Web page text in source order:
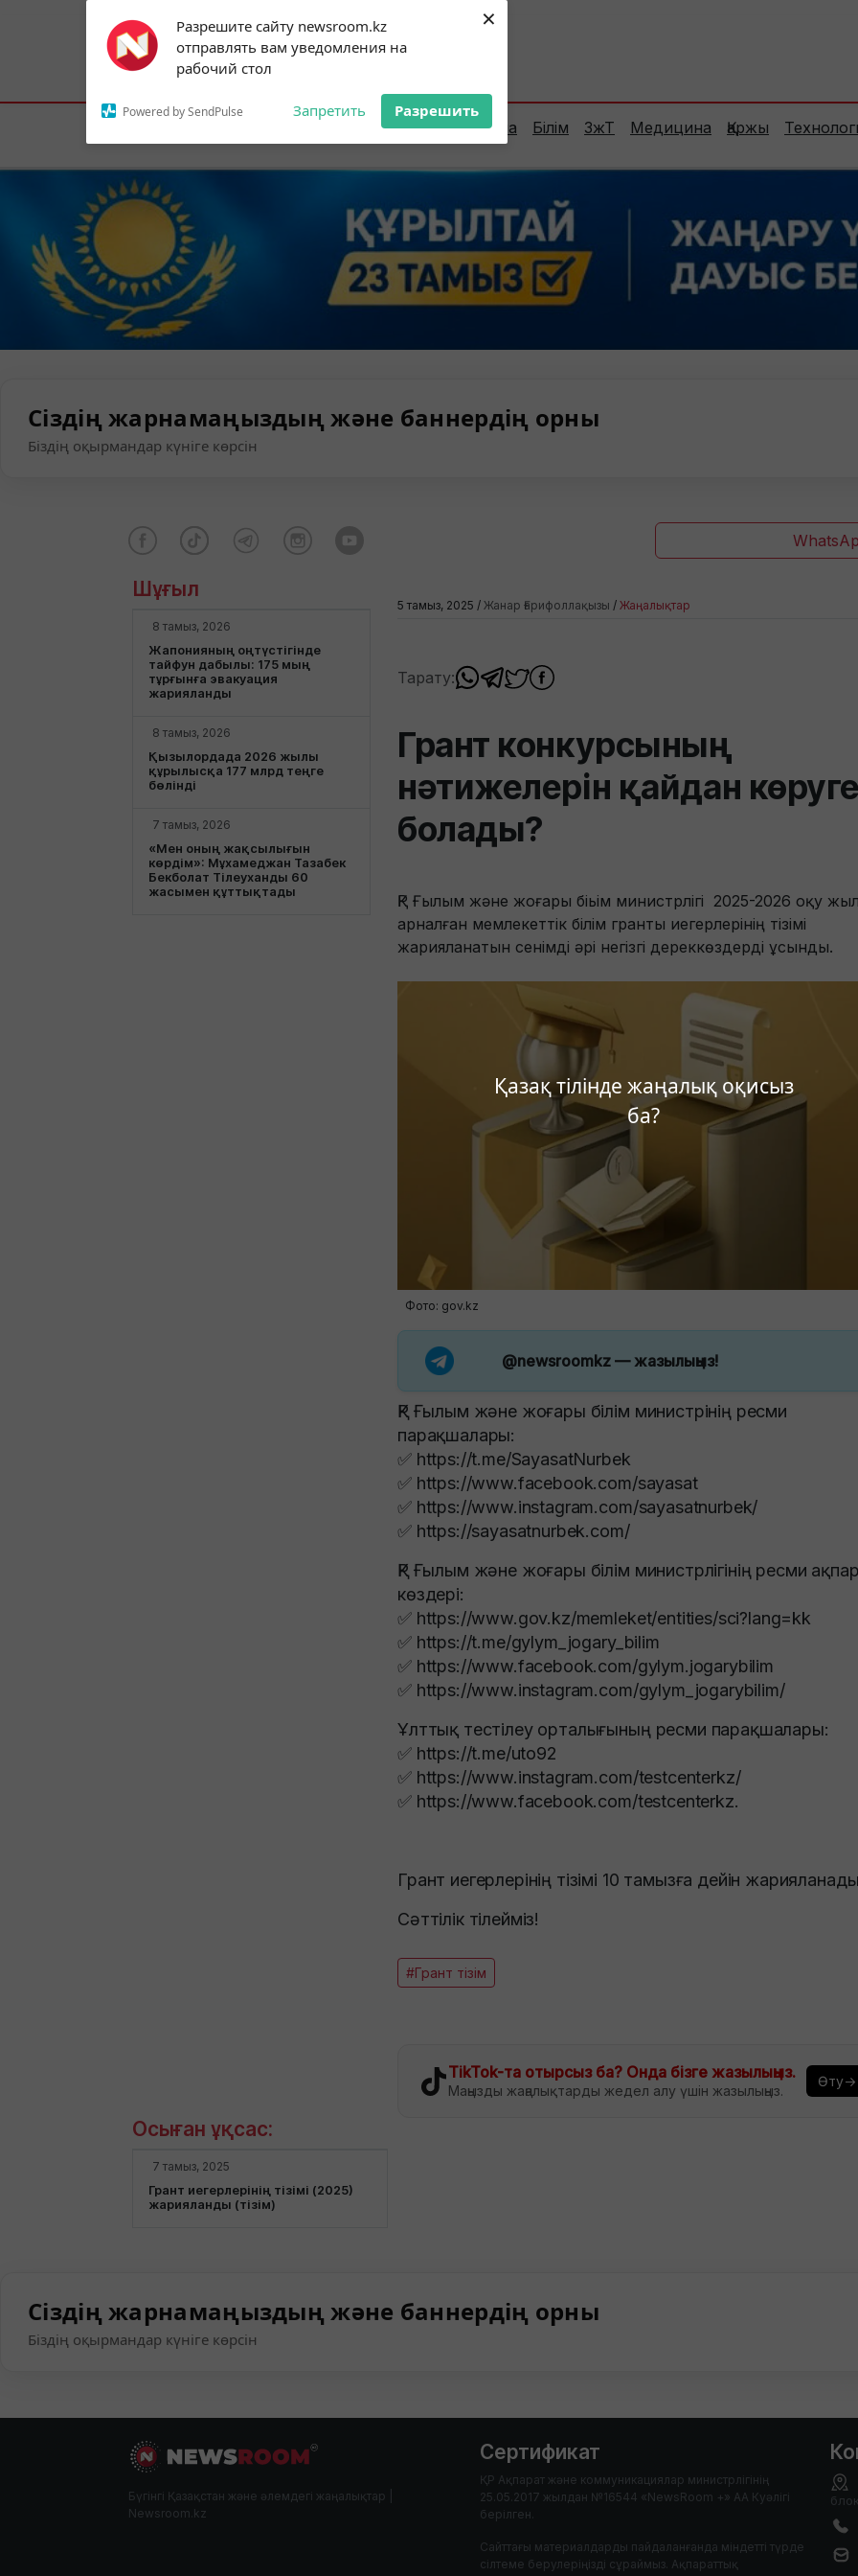
Разрешите сайту newsroom.kz
отправлять вам уведомления на
рабочий стол
Powered by SendPulse Запретить Разрешить
×
Қазақ тілінде жаңалық оқисыз
ба?
Subscribe to our
notifications!
To enable permission prompts, click on
the notification icon
Астана:27°C Алматы:29°C Шымкент:
Елорда Сараптама Білім ЗжТ Медицина Қаржы
Сіздің жарнамаңыздың және баннердің орны
Біздің оқырмандар күніге көрсін
Шұғыл
8 тамыз, 2026
Жапонияның оңтүстігінде
тайфун дабылы: 175 мың
тұрғынға эвакуация
жарияланды
8 тамыз, 2026
Қызылордада 2026 жылы
құрылысқа 177 млрд теңге
бөлінді
7 тамыз, 2026
«Мен оның жақсылығын
көрдім»: Мұхамеджан Тазабек
Бекболат Тілеуханды 60
жасымен құттықтады
5 тамыз, 2025 / Жанар Ғарифоллақызы / Жаңалықтар
Тарату:
Грант конкурсының
нәтижелерін қайдан
болады?
ҚР Ғылым және жоғары біьім министрлігі 2025-2026 оқу
арналған мемлекеттік білім гранты иегерлерінің тізімі
жарияланатын сенімді әрі негізгі дереккөздерді ұсынды.
Фото: gov.kz
@newsroomkz— жазылыңыз!
ҚР Ғылым және жоғары білім министрінің ресми
парақшалары:
✅ https://t.me/SayasatNurbek
✅ https://www.facebook.com/sayasat
✅ https://www.instagram.com/sayasatnurbek/
✅ https://sayasatnurbek.com/
ҚР Ғылым және жоғары білім министрлігінің ресми
көздері:
✅ https://www.gov.kz/memleket/entities/sci?lang=kk
✅ https://t.me/gylym_jogary_bilim
✅ https://www.facebook.com/gylym.jogarybilim
✅ https://www.instagram.com/gylym_jogarybilim/
Ұлттық тестілеу орталығының ресми парақшалары:
✅ https://t.me/uto92
✅ https://www.instagram.com/testcenterkz/
✅ https://www.facebook.com/testcenterkz.
Грант иегерлерінің тізімі 10 тамызға дейін
Сәттілік тілейміз!
#Грант тізім
TikTok-та отырсыз ба? Онда бізге жазылыңыз.
Маңызды жаңалықтарды жедел алу үшін жазылыңыз.
Өту→
Осыған ұқсас:
7 тамыз, 2025
Грант иегерлерінің тізімі (2025)
жарияланды (тізім)
Сіздің жарнамаңыздың және баннердің орны
Біздің оқырмандар күніге көрсін
Бүгінгі Қазақстан және әлемдегі жаңалықтар |
Newsroom.kz
Сертификат
ҚР Ақпарат және коммуникациялар министрлігінің
25.05.2017 жылдан №16544 «NewsRoom +» АА Куәлігі
берілген.
Сайттағы материалдарды пайдаланғанда міндетті түрде
сілтеме берулеріңізді сұраймыз. Ақпараттық